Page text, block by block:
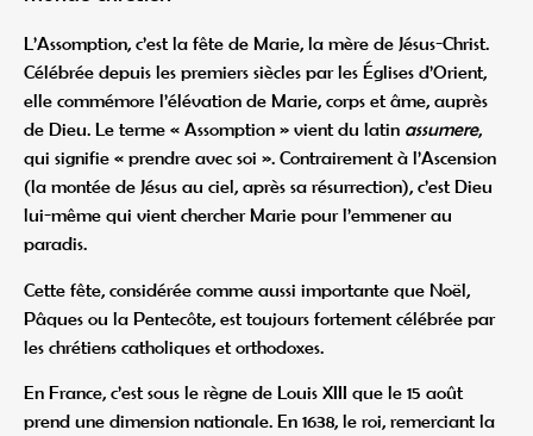
L’Assomption, c’est la fête de Marie, la mère de Jésus-Christ.
Célébrée depuis les premiers siècles par les Églises d’Orient,
elle commémore l’élévation de Marie, corps et âme, auprès
de Dieu. Le terme « Assomption » vient du latin assumere,
qui signifie « prendre avec soi ». Contrairement à l’Ascension
(la montée de Jésus au ciel, après sa résurrection), c’est Dieu
lui-même qui vient chercher Marie pour l’emmener au
paradis.
Cette fête, considérée comme aussi importante que Noël,
Pâques ou la Pentecôte, est toujours fortement célébrée par
les chrétiens catholiques et orthodoxes.
En France, c’est sous le règne de Louis XIII que le 15 août
prend une dimension nationale. En 1638, le roi, remerciant la